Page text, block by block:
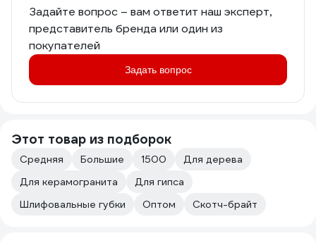
Задайте вопрос – вам ответит наш эксперт,
представитель бренда или один из
покупателей
Задать вопрос
Этот товар из подборок
Средняя Большие 1500
Для дерева
Для керамогранита
Для гипса
Шлифовальные губки
Оптом Скотч-брайт